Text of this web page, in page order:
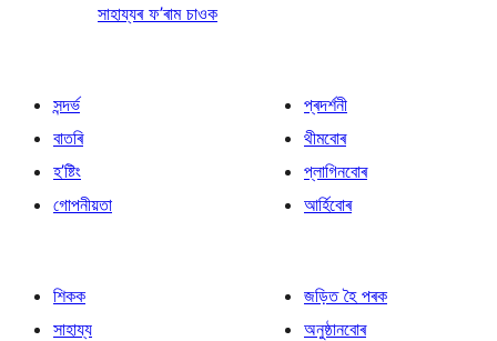
সাহায্যৰ ফ’ৰাম চাওক
সন্দৰ্ভ
বাতৰি
হ’ষ্টিং
গোপনীয়তা
প্ৰদৰ্শনী
থীমবোৰ
প্লাগিনবোৰ
আৰ্হিবোৰ
শিকক
সাহায্য
জড়িত হৈ পৰক
অনুষ্ঠানবোৰ